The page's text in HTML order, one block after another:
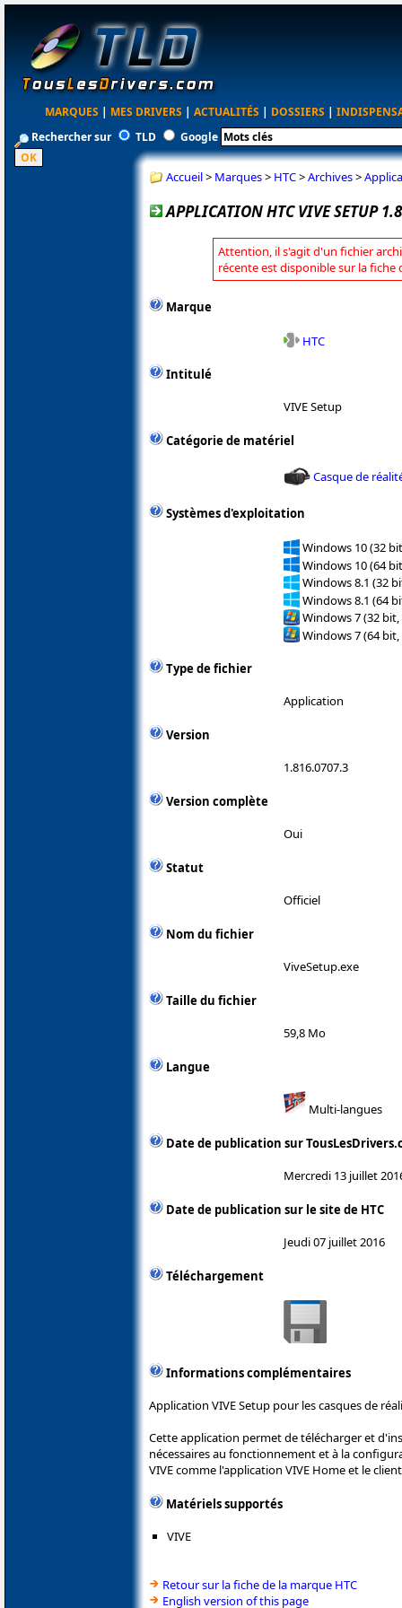
MARQUES | MES DRIVERS | ACTUALITÉS | DOSSIERS |
Rechercher sur
TLD Google
Accueil> Marques> HTC>Archives>
APPLICATION HTC VIVE SETUP
Attention, il s'agit d'un fichier
récente est disponible sur la fiche
Marque
HTC
Intitulé
VIVE Setup
Catégorie de matériel
Casque de
Systèmes d'exploitation
Windows 10 (32
Windows 10 (64
Windows 8.1 (32
Windows 8.1 (64
Windows 7 (32 bit,
Windows 7 (64 bit,
Type de fichier
Application
Version
1.816.0707.3
Version complète
Oui
Statut
Officiel
Nom du fichier
ViveSetup.exe
Taille du fichier
59,8 Mo
Langue
Multi-langues
Date de publication sur
Mercredi 13 juillet
Date de publication sur le site de HTC
Jeudi 07 juillet 2016
Téléchargement
Informations complémentaires
Application VIVE Setup pour les casques de
Cette application permet de télécharger et
nécessaires au fonctionnement et à la
VIVE comme l'application VIVE Home et le
Matériels supportés
VIVE
Retour sur la fiche de la marque HTC
English version of this page